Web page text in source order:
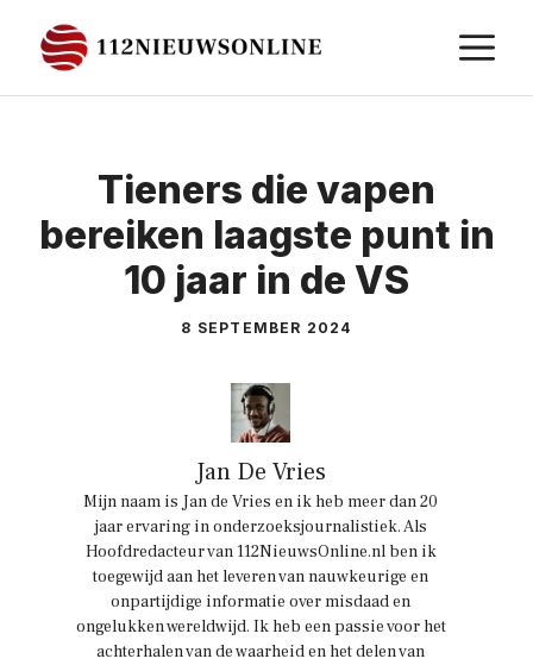
naar
de
Tieners die vapen
bereiken laagste punt in
10 jaar in de VS
8 SEPTEMBER 2024
Jan De Vries
Mijn naam is Jan de Vries en ik heb meer dan 20
jaar ervaring in onderzoeksjournalistiek. Als
Hoofdredacteur van 112NieuwsOnline.nl ben ik
toegewijd aan het leveren van nauwkeurige en
onpartijdige informatie over misdaad en
ongelukken wereldwijd. Ik heb een passie voor het
achterhalen van de waarheid en het delen van